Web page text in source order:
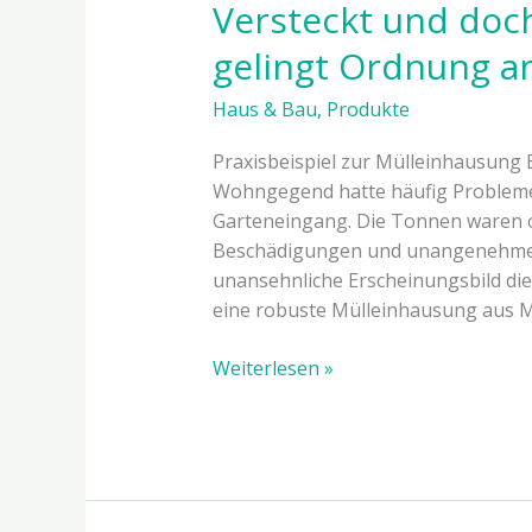
Versteckt und
gelingt Ordnung
Haus & Bau, Produkte
Praxisbeispiel zur Mülleinhausung
Wohngegend hatte häufig
Garteneingang. Die Tonnen
Beschädigungen und
unansehnliche Erscheinungsbild
eine robuste Mülleinhausung aus
Weiterlesen »